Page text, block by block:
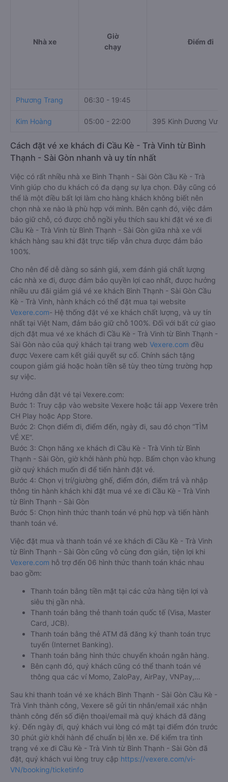
Nhà xe
Giờ
chạy
Điểm đi
Phương Trang 06:30 - 19:45
Kim Hoàng 05:00 - 22:00 395 Kinh Dương
Cách đặt vé xe khách đi Cầu Kè - Trà Vinh từ Bình
Thạnh - Sài Gòn nhanh và uy tín nhất
Việc có rất nhiều nhà xe Bình Thạnh - Sài Gòn Cầu Kè - Trà
Vinh giúp cho du khách có đa dạng sự lựa chọn. Đây cũng có
thể là một điều bất lợi làm cho hàng khách không biết nên
chọn nhà xe nào là phù hợp với mình. Bên cạnh đó, việc đảm
bảo giữ chỗ, có được chỗ ngồi yêu thích sau khi đặt vé xe đi
Cầu Kè - Trà Vinh từ Bình Thạnh - Sài Gòn giữa nhà xe với
khách hàng sau khi đặt trực tiếp vẫn chưa được đảm bảo
100%.
Cho nên để dễ dàng so sánh giá, xem đánh giá chất lượng
các nhà xe đi, được đảm bảo quyền lợi cao nhất, được hưởng
nhiều ưu đãi giảm giá vé xe khách Bình Thạnh - Sài Gòn Cầu
Kè - Trà Vinh, hành khách có thể đặt mua tại website
Vexere.com- Hệ thống đặt vé xe khách chất lượng, và uy tín
nhất tại Việt Nam, đảm bảo giữ chỗ 100%. Đối với bất cứ giao
dịch đặt mua vé xe khách đi Cầu Kè - Trà Vinh từ Bình Thạnh -
Sài Gòn nào của quý khách tại trang web Vexere.com đều
được Vexere cam kết giải quyết sự cố. Chính sách tặng
coupon giảm giá hoặc hoàn tiền sẽ tùy theo từng trường hợp
sự việc.
Hướng dẫn đặt vé tại Vexere.com:
Bước 1: Truy cập vào website Vexere hoặc tải app Vexere trên
CH Play hoặc App Store.
Bước 2: Chọn điểm đi, điểm đến, ngày đi, sau đó chọn “TÌM
VÉ XE”.
Bước 3: Chọn hãng xe khách đi Cầu Kè - Trà Vinh từ Bình
Thạnh - Sài Gòn, giờ khởi hành phù hợp. Bấm chọn vào khung
giờ quý khách muốn đi để tiến hành đặt vé.
Bước 4: Chọn vị trí/giường ghế, điểm đón, điểm trả và nhập
thông tin hành khách khi đặt mua vé xe đi Cầu Kè - Trà Vinh
từ Bình Thạnh - Sài Gòn
Bước 5: Chọn hình thức thanh toán vé phù hợp và tiến hành
thanh toán vé.
Việc đặt mua và thanh toán vé xe khách đi Cầu Kè - Trà Vinh
từ Bình Thạnh - Sài Gòn cũng vô cùng đơn giản, tiện lợi khi
Vexere.com hỗ trợ đến 06 hình thức thanh toán khác nhau
bao gồm:
Thanh toán bằng tiền mặt tại các cửa hàng tiện lợi và
siêu thị gần nhà.
Thanh toán bằng thẻ thanh toán quốc tế (Visa, Master
Card, JCB).
Thanh toán bằng thẻ ATM đã đăng ký thanh toán trực
tuyến (Internet Banking).
Thanh toán bằng hình thức chuyển khoản ngân hàng.
Bên cạnh đó, quý khách cũng có thể thanh toán vé
thông qua các ví Momo, ZaloPay, AirPay, VNPay,…
Sau khi thanh toán vé xe khách Bình Thạnh - Sài Gòn Cầu Kè -
Trà Vinh thành công, Vexere sẽ gửi tin nhắn/email xác nhận
thành công đến số điện thoại/email mà quý khách đã đăng
ký. Đến ngày đi, quý khách vui lòng có mặt tại điểm đón trước
30 phút giờ khởi hành để chuẩn bị lên xe. Để kiểm tra tình
trạng vé xe đi Cầu Kè - Trà Vinh từ Bình Thạnh - Sài Gòn đã
đặt, quý khách vui lòng truy cập https://vexere.com/vi-
VN/booking/ticketinfo